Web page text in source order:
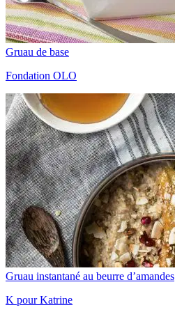
Gruau de base
Fondation OLO
Gruau instantané au beurre d’amandes
K pour Katrine